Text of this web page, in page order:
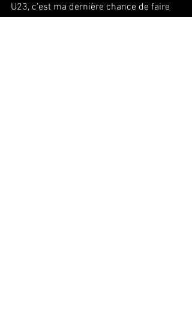
U23, c’est ma dernière chance de faire